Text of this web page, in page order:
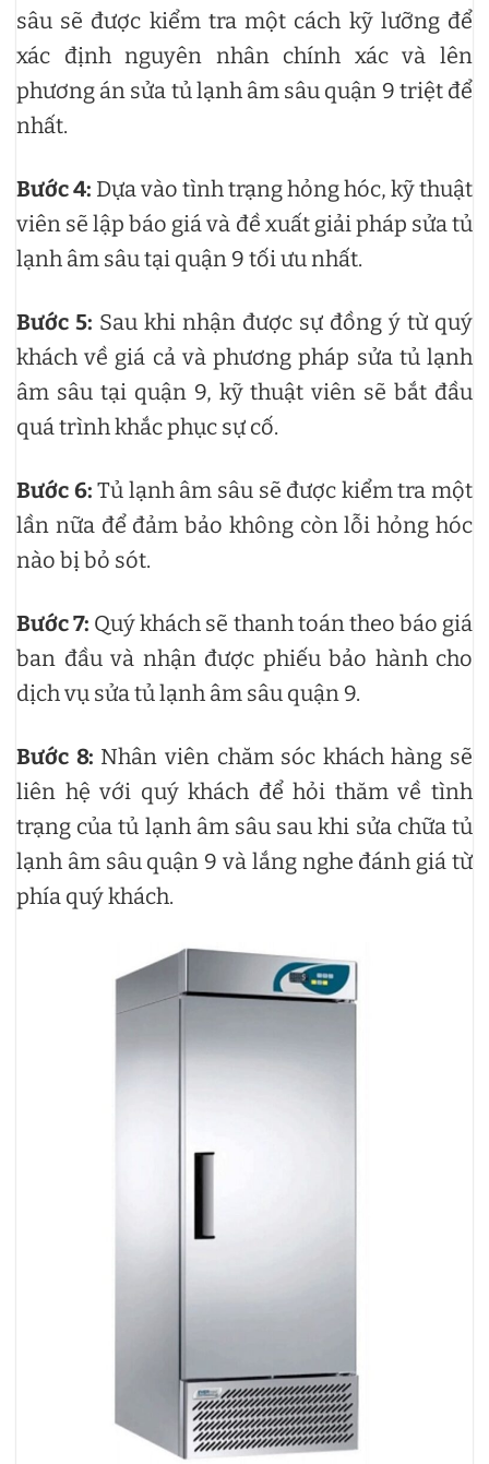
sâu sẽ được kiểm tra một cách kỹ lưỡng để
xác định nguyên nhân chính xác và lên
phương án sửa tủ lạnh âm sâu quận 9 triệt để
nhất.
Bước 4: Dựa vào tình trạng hỏng hóc, kỹ thuật
viên sẽ lập báo giá và đề xuất giải pháp sửa tủ
lạnh âm sâu tại quận 9 tối ưu nhất.
Bước 5: Sau khi nhận được sự đồng ý từ quý
khách về giá cả và phương pháp sửa tủ lạnh
âm sâu tại quận 9, kỹ thuật viên sẽ bắt đầu
quá trình khắc phục sự cố.
Bước 6: Tủ lạnh âm sâu sẽ được kiểm tra một
lần nữa để đảm bảo không còn lỗi hỏng hóc
nào bị bỏ sót.
Bước 7: Quý khách sẽ thanh toán theo báo giá
ban đầu và nhận được phiếu bảo hành cho
dịch vụ sửa tủ lạnh âm sâu quận 9.
Bước 8: Nhân viên chăm sóc khách hàng sẽ
liên hệ với quý khách để hỏi thăm về tình
trạng của tủ lạnh âm sâu sau khi sửa chữa tủ
lạnh âm sâu quận 9 và lắng nghe đánh giá từ
phía quý khách.